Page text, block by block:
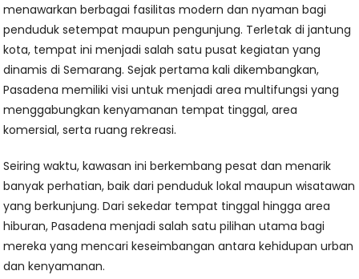
menawarkan berbagai fasilitas modern dan nyaman bagi
penduduk setempat maupun pengunjung. Terletak di jantung
kota, tempat ini menjadi salah satu pusat kegiatan yang
dinamis di Semarang. Sejak pertama kali dikembangkan,
Pasadena memiliki visi untuk menjadi area multifungsi yang
menggabungkan kenyamanan tempat tinggal, area
komersial, serta ruang rekreasi.
Seiring waktu, kawasan ini berkembang pesat dan menarik
banyak perhatian, baik dari penduduk lokal maupun wisatawan
yang berkunjung. Dari sekedar tempat tinggal hingga area
hiburan, Pasadena menjadi salah satu pilihan utama bagi
mereka yang mencari keseimbangan antara kehidupan urban
dan kenyamanan.